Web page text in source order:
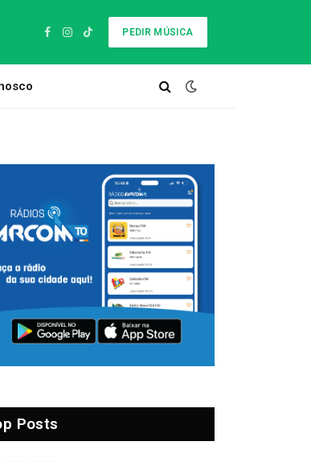
Facebook
Instagram
TikTok
PEDIR MÚSICA
Posts